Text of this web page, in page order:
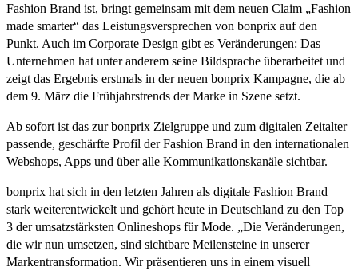
Fashion Brand ist, bringt gemeinsam mit dem neuen Claim „Fashion
made smarter“ das Leistungsversprechen von bonprix auf den
Punkt. Auch im Corporate Design gibt es Veränderungen: Das
Unternehmen hat unter anderem seine Bildsprache überarbeitet und
zeigt das Ergebnis erstmals in der neuen bonprix Kampagne, die ab
dem 9. März die Frühjahrstrends der Marke in Szene setzt.
Ab sofort ist das zur bonprix Zielgruppe und zum digitalen Zeitalter
passende, geschärfte Profil der Fashion Brand in den internationalen
Webshops, Apps und über alle Kommunikationskanäle sichtbar.
bonprix hat sich in den letzten Jahren als digitale Fashion Brand
stark weiterentwickelt und gehört heute in Deutschland zu den Top
3 der umsatzstärksten Onlineshops für Mode. „Die Veränderungen,
die wir nun umsetzen, sind sichtbare Meilensteine in unserer
Markentransformation. Wir präsentieren uns in einem visuell